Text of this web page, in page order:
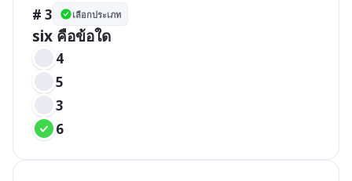
# 3 เลือกประเภท
six คือข้อใด
4
5
3
6